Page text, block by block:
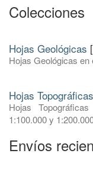
Colecciones
Hojas Geológicas
Hojas Geológicas
Hojas
Hojas
1:100.000 y
Envíos